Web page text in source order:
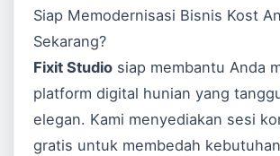
Siap Memodernisasi Bisnis Kost
Sekarang?
Fixit Studio siap membantu Anda
platform digital hunian yang
elegan. Kami menyediakan sesi
gratis untuk membedah